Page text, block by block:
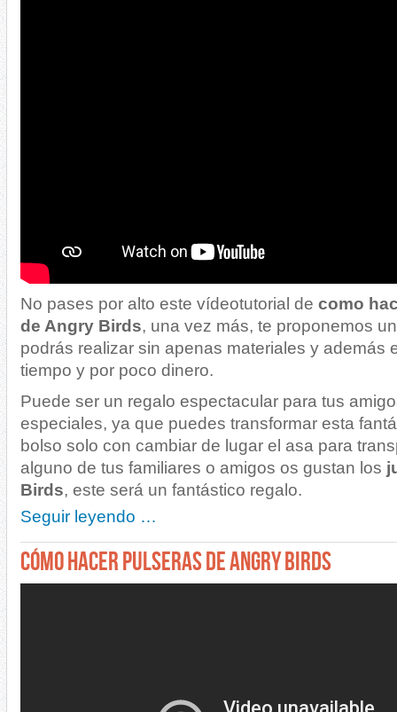
No pases por alto este vídeotutorial de como
de Angry Birds, una vez más, te proponemos
podrás realizar sin apenas materiales y además
tiempo y por poco dinero.
Puede ser un regalo espectacular para tus
especiales, ya que puedes transformar esta
bolso solo con cambiar de lugar el asa para
alguno de tus familiares o amigos os gustan los
Birds, este será un fantástico regalo.
Seguir leyendo …
CÓMO HACER PULSERAS DE ANGRY BIRDS